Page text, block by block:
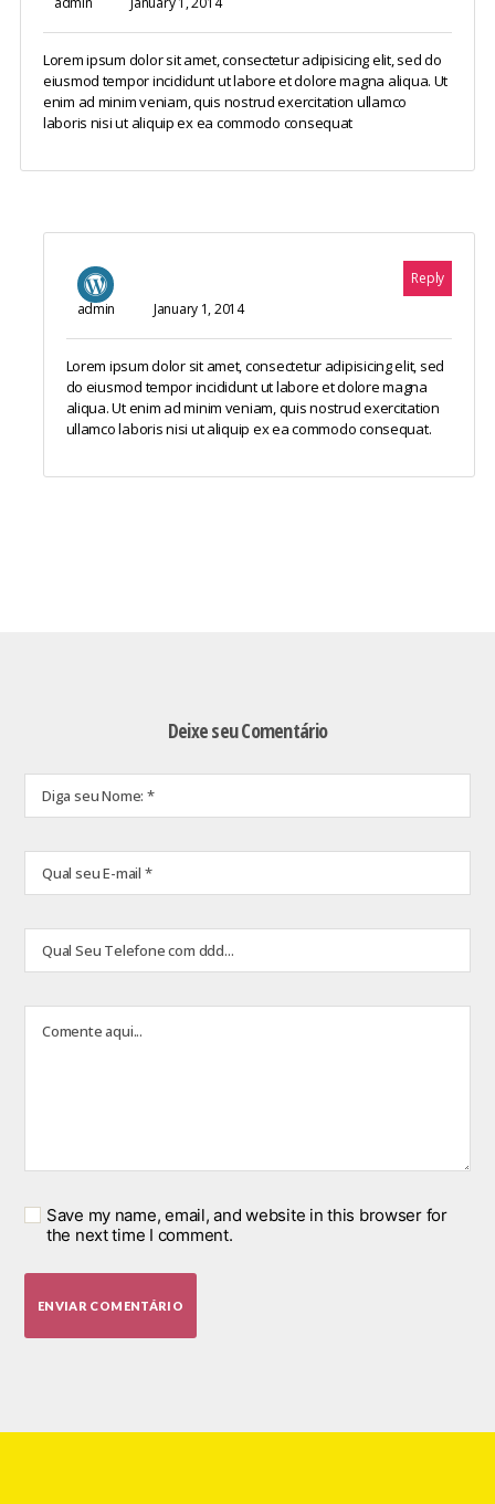
Lorem ipsum dolor sit amet, consectetur adipisicing elit, sed do
eiusmod tempor incididunt ut labore et dolore magna aliqua. Ut
enim ad minim veniam, quis nostrud exercitation ullamco
laboris nisi ut aliquip ex ea commodo consequat
admin January 1, 2014
Reply
Lorem ipsum dolor sit amet, consectetur adipisicing elit, sed
do eiusmod tempor incididunt ut labore et dolore magna
aliqua. Ut enim ad minim veniam, quis nostrud exercitation
ullamco laboris nisi ut aliquip ex ea commodo consequat.
Deixe seu Comentário
Save my name, email, and website in this browser for
the next time I comment.